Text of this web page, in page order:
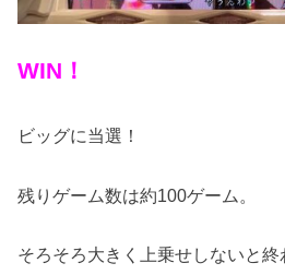
WIN！
ビッグに当選！
残りゲーム数は約100ゲーム。
そろそろ大きく上乗せしないと終